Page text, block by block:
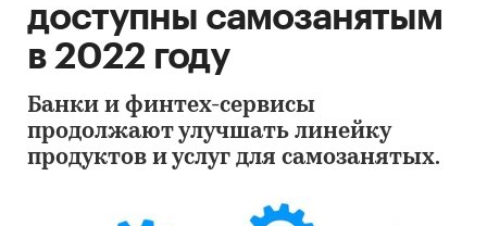
доступны самозанятым
в 2022 году
Банки и финтех-сервисы
продолжают улучшать линейку
продуктов и услуг для самозанятых.